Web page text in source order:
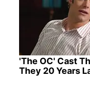
'The OC' Cast
They 20 Years